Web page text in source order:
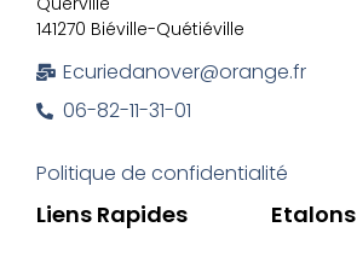
Etalons
Liens Rapides
141270 Biéville-Quétiéville
Ecuriedanover@orange.fr
06-82-11-31-01
Politique de confidentialité